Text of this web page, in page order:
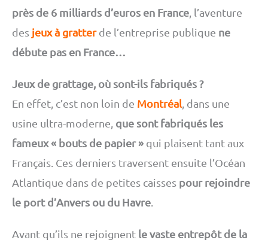
près de 6 milliards d’euros en France, l’aventure
des jeux à gratterde l’entreprise publique ne
débute pas en France…
Jeux de grattage, où sont-ils fabriqués ?
En effet, c’est non loin de Montréal , dans une
usine ultra-moderne, que sont fabriqués les
fameux « bouts de papier » qui plaisent tant aux
Français. Ces derniers traversent ensuite l’Océan
Atlantique dans de petites caisses pour rejoindre
le port d’Anvers ou du Havre
Avant qu’ils ne rejoignent le vaste entrepôt de la